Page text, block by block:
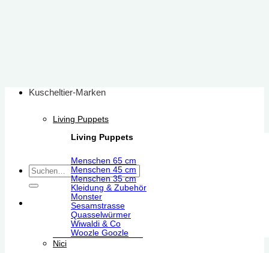
Suchen
nach:
Kuscheltier-Marken
Living Puppets
Living Puppets
Menschen 65 cm
Menschen 45 cm
Menschen 35 cm
Kleidung & Zubehör
Monster
Sesamstrasse
Quasselwürmer
Wiwaldi & Co
Woozle Goozle
Nici